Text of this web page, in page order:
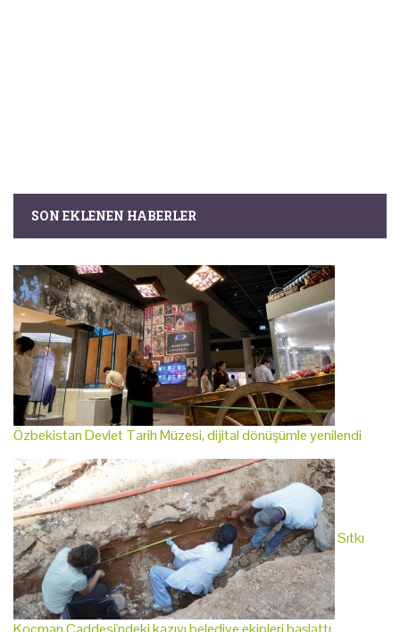
SON EKLENEN HABERLER
Özbekistan Devlet Tarih Müzesi, dijital dönüşümle yenilendi
Sıtkı